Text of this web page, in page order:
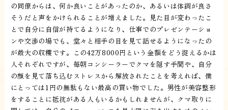
の同僚からは、何か良いことがあったのか、あるいは体調が良さ
そうだと声をかけられることが増えました。見た目が変わったこ
とで自分に自信が持てるようになり、仕事でのプレゼンテーショ
ンや交渉の場でも、堂々と相手の目を見て話せるようになったの
が最大の収穫です。この42万8000円という金額をどう捉えるかは
人それぞれですが、毎朝コンシーラーでクマを隠す手間や、自分
の顔を見て落ち込むストレスから解放されたことを考えれば、僕
にとっては1円の無駄もない最高の買い物でした。男性が美容整形
をすることに抵抗がある人もいるかもしれませんが、クマ取りに